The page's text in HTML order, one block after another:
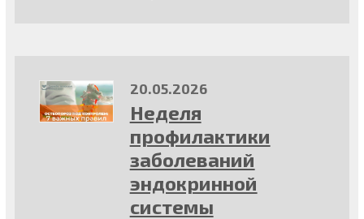
20.05.2026
Неделя
профилактики
заболеваний
эндокринной
системы